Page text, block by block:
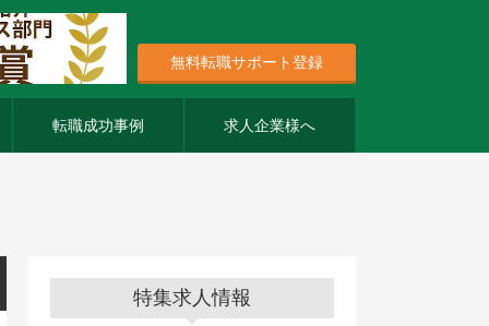
無料転職サポート登録
転職成功事例 求人企業様へ
特集求人情報